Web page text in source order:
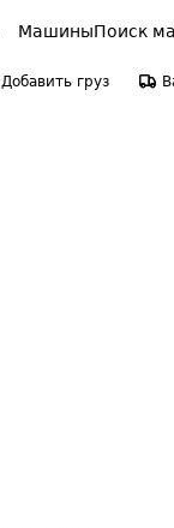
МашиныПоиск
Добавить груз